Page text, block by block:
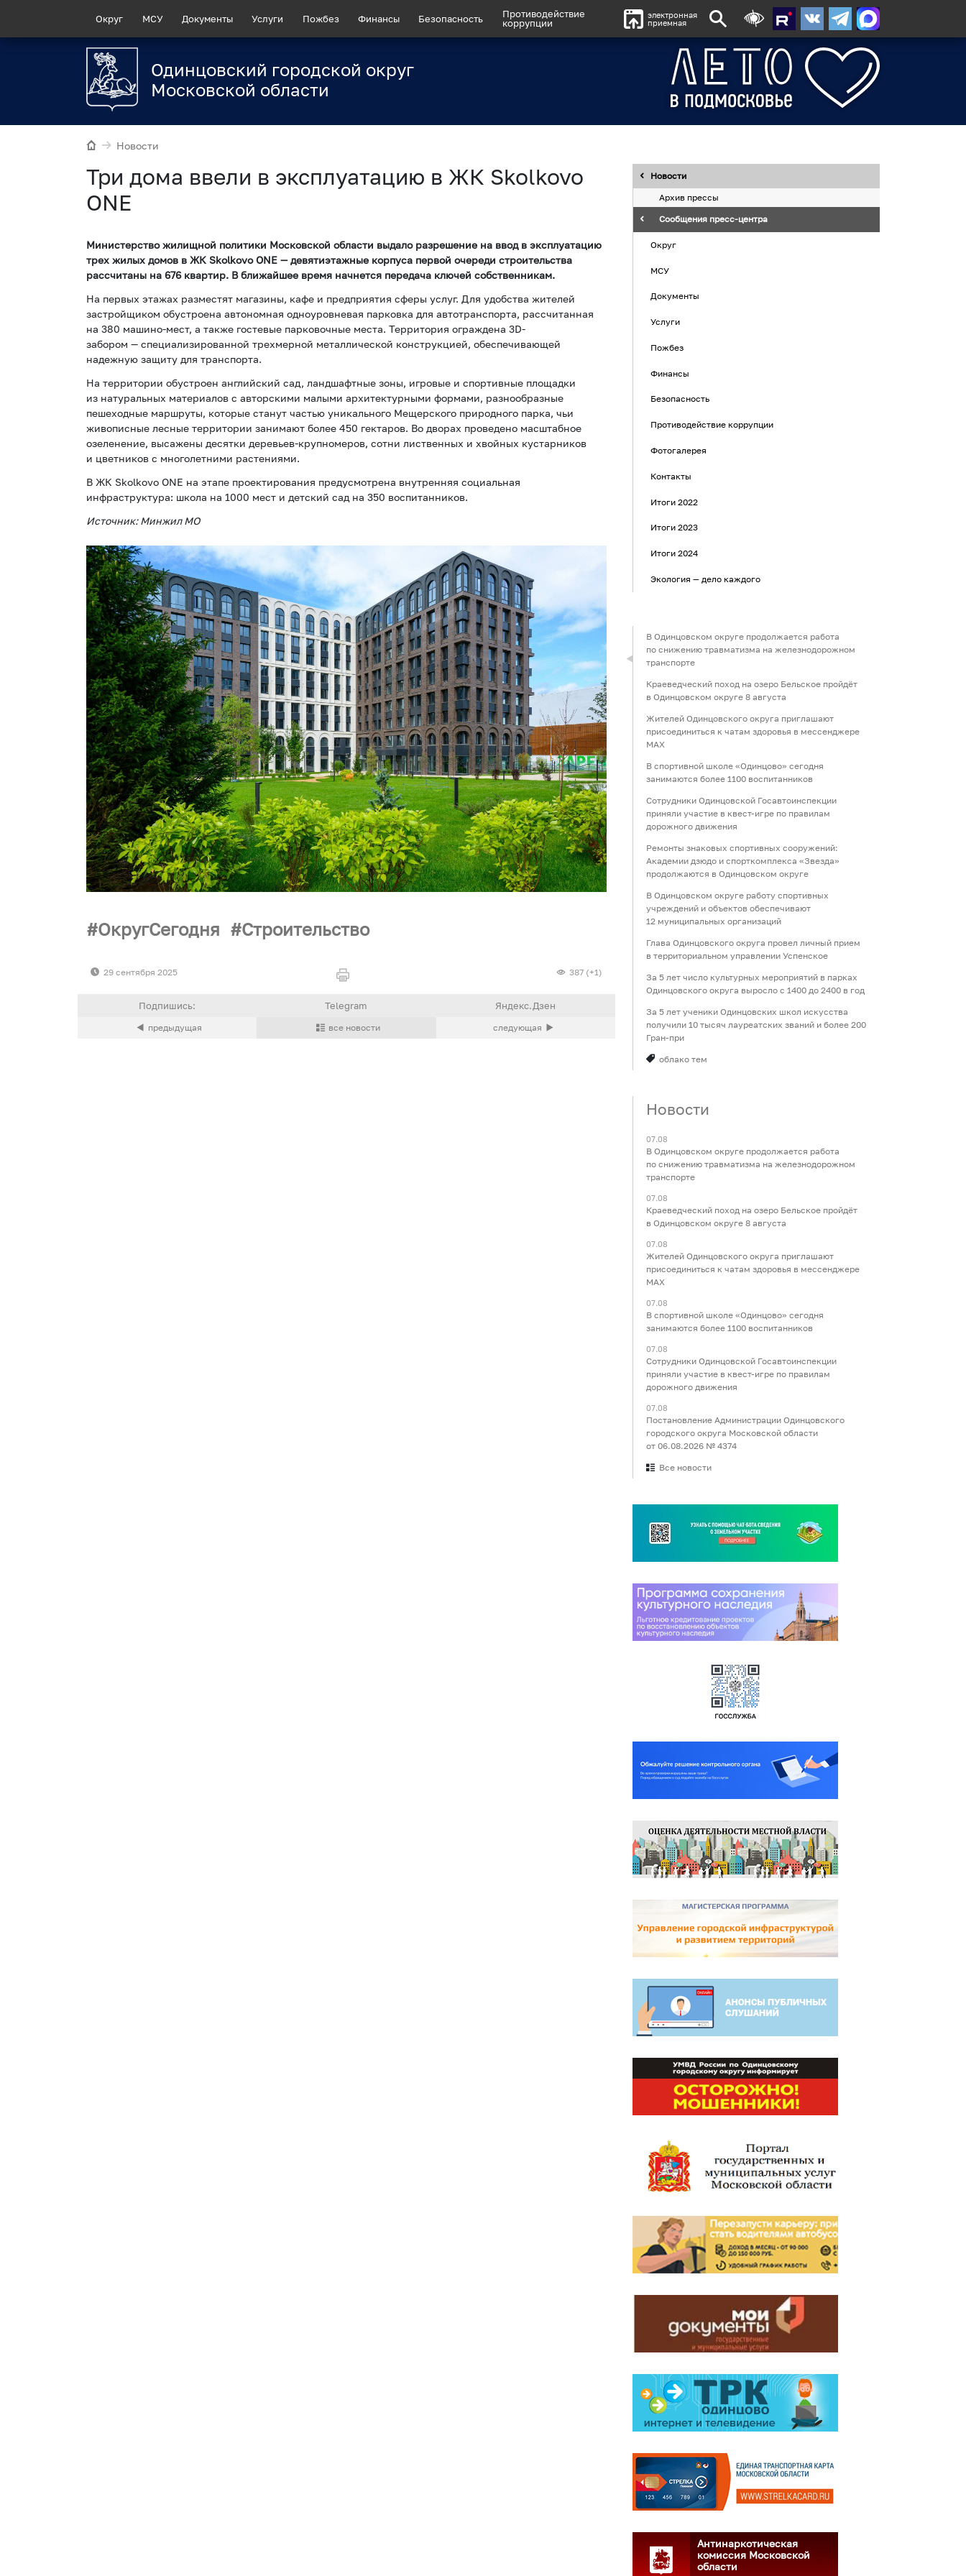
Округ МСУ Документы Услуги Пожбез Финансы Безопасность
Противодействие
коррупции
электронная
приемная
Одинцовский городской округ
Московской области
Новости
Три дома ввели в эксплуатацию в ЖК Skolkovo
ONE
Министерство жилищной политики Московской области выдало разрешение на ввод в эксплуатацию
трех жилых домов в ЖК Skolkovo ONE — девятиэтажные корпуса первой очереди строительства
рассчитаны на 676 квартир. В ближайшее время начнется передача ключей собственникам.
На первых этажах разместят магазины, кафе и предприятия сферы услуг. Для удобства жителей
застройщиком обустроена автономная одноуровневая парковка для автотранспорта, рассчитанная
на 380 машино-мест, а также гостевые парковочные места. Территория ограждена 3D-
забором — специализированной трехмерной металлической конструкцией, обеспечивающей
надежную защиту для транспорта.
На территории обустроен английский сад, ландшафтные зоны, игровые и спортивные площадки
из натуральных материалов с авторскими малыми архитектурными формами, разнообразные
пешеходные маршруты, которые станут частью уникального Мещерского природного парка, чьи
живописные лесные территории занимают более 450 гектаров. Во дворах проведено масштабное
озеленение, высажены десятки деревьев-крупномеров, сотни лиственных и хвойных кустарников
и цветников с многолетними растениями.
В ЖК Skolkovo ONE на этапе проектирования предусмотрена внутренняя социальная
инфраструктура: школа на 1000 мест и детский сад на 350 воспитанников.
Источник: Минжил МО
ОкругСегодня Строительство
29 сентября 2025 387 (+1)
Новости
Архив прессы
Сообщения пресс-центра
Округ
МСУ
Документы
Услуги
Пожбез
Финансы
Безопасность
Противодействие коррупции
Фотогалерея
Контакты
Итоги 2022
Итоги 2023
Итоги 2024
Экология — дело каждого
В Одинцовском округе продолжается работа
по снижению травматизма на железнодорожном
транспорте
Краеведческий поход на озеро Бельское пройдёт
в Одинцовском округе 8 августа
Жителей Одинцовского округа приглашают
присоединиться к чатам здоровья в мессенджере
МАХ
В спортивной школе «Одинцово» сегодня
занимаются более 1100 воспитанников
Сотрудники Одинцовской Госавтоинспекции
приняли участие в квест-игре по правилам
дорожного движения
Ремонты знаковых спортивных сооружений:
Академии дзюдо и спорткомплекса «Звезда»
продолжаются в Одинцовском округе
В Одинцовском округе работу спортивных
учреждений и объектов обеспечивают
12 муниципальных организаций
Глава Одинцовского округа провел личный прием
в территориальном управлении Успенское
За 5 лет число культурных мероприятий в парках
Одинцовского округа выросло с 1400 до 2400 в год
За 5 лет ученики Одинцовских школ искусства
получили 10 тысяч лауреатских званий и более 200
Гран-при
облако тем
Новости
07.08
В Одинцовском округе продолжается работа
по снижению травматизма на железнодорожном
транспорте
07.08
Краеведческий поход на озеро Бельское пройдёт
в Одинцовском округе 8 августа
07.08
Жителей Одинцовского округа приглашают
присоединиться к чатам здоровья в мессенджере
МАХ
07.08
В спортивной школе «Одинцово» сегодня
занимаются более 1100 воспитанников
07.08
Сотрудники Одинцовской Госавтоинспекции
приняли участие в квест-игре по правилам
дорожного движения
07.08
Постановление Администрации Одинцовского
городского округа Московской области
от 06.08.2026 № 4374
Все новости
Антинаркотическая
комиссия Московской
области